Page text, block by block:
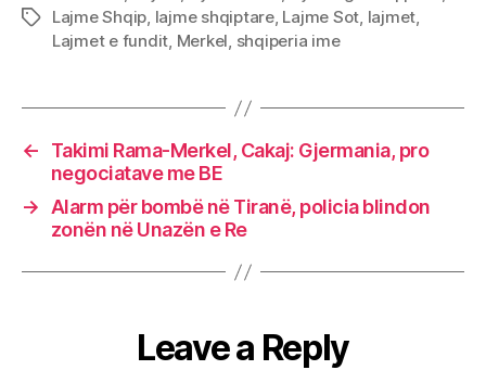
TagsLajme Shqip, lajme shqiptare, Lajme Sot, lajmet,
Lajmet e fundit, Merkel, shqiperia ime
←
Takimi Rama-Merkel, Cakaj: Gjermania, pro
negociatave me BE
→
Alarm për bombë në Tiranë, policia blindon
zonën në Unazën e Re
Leave a Reply